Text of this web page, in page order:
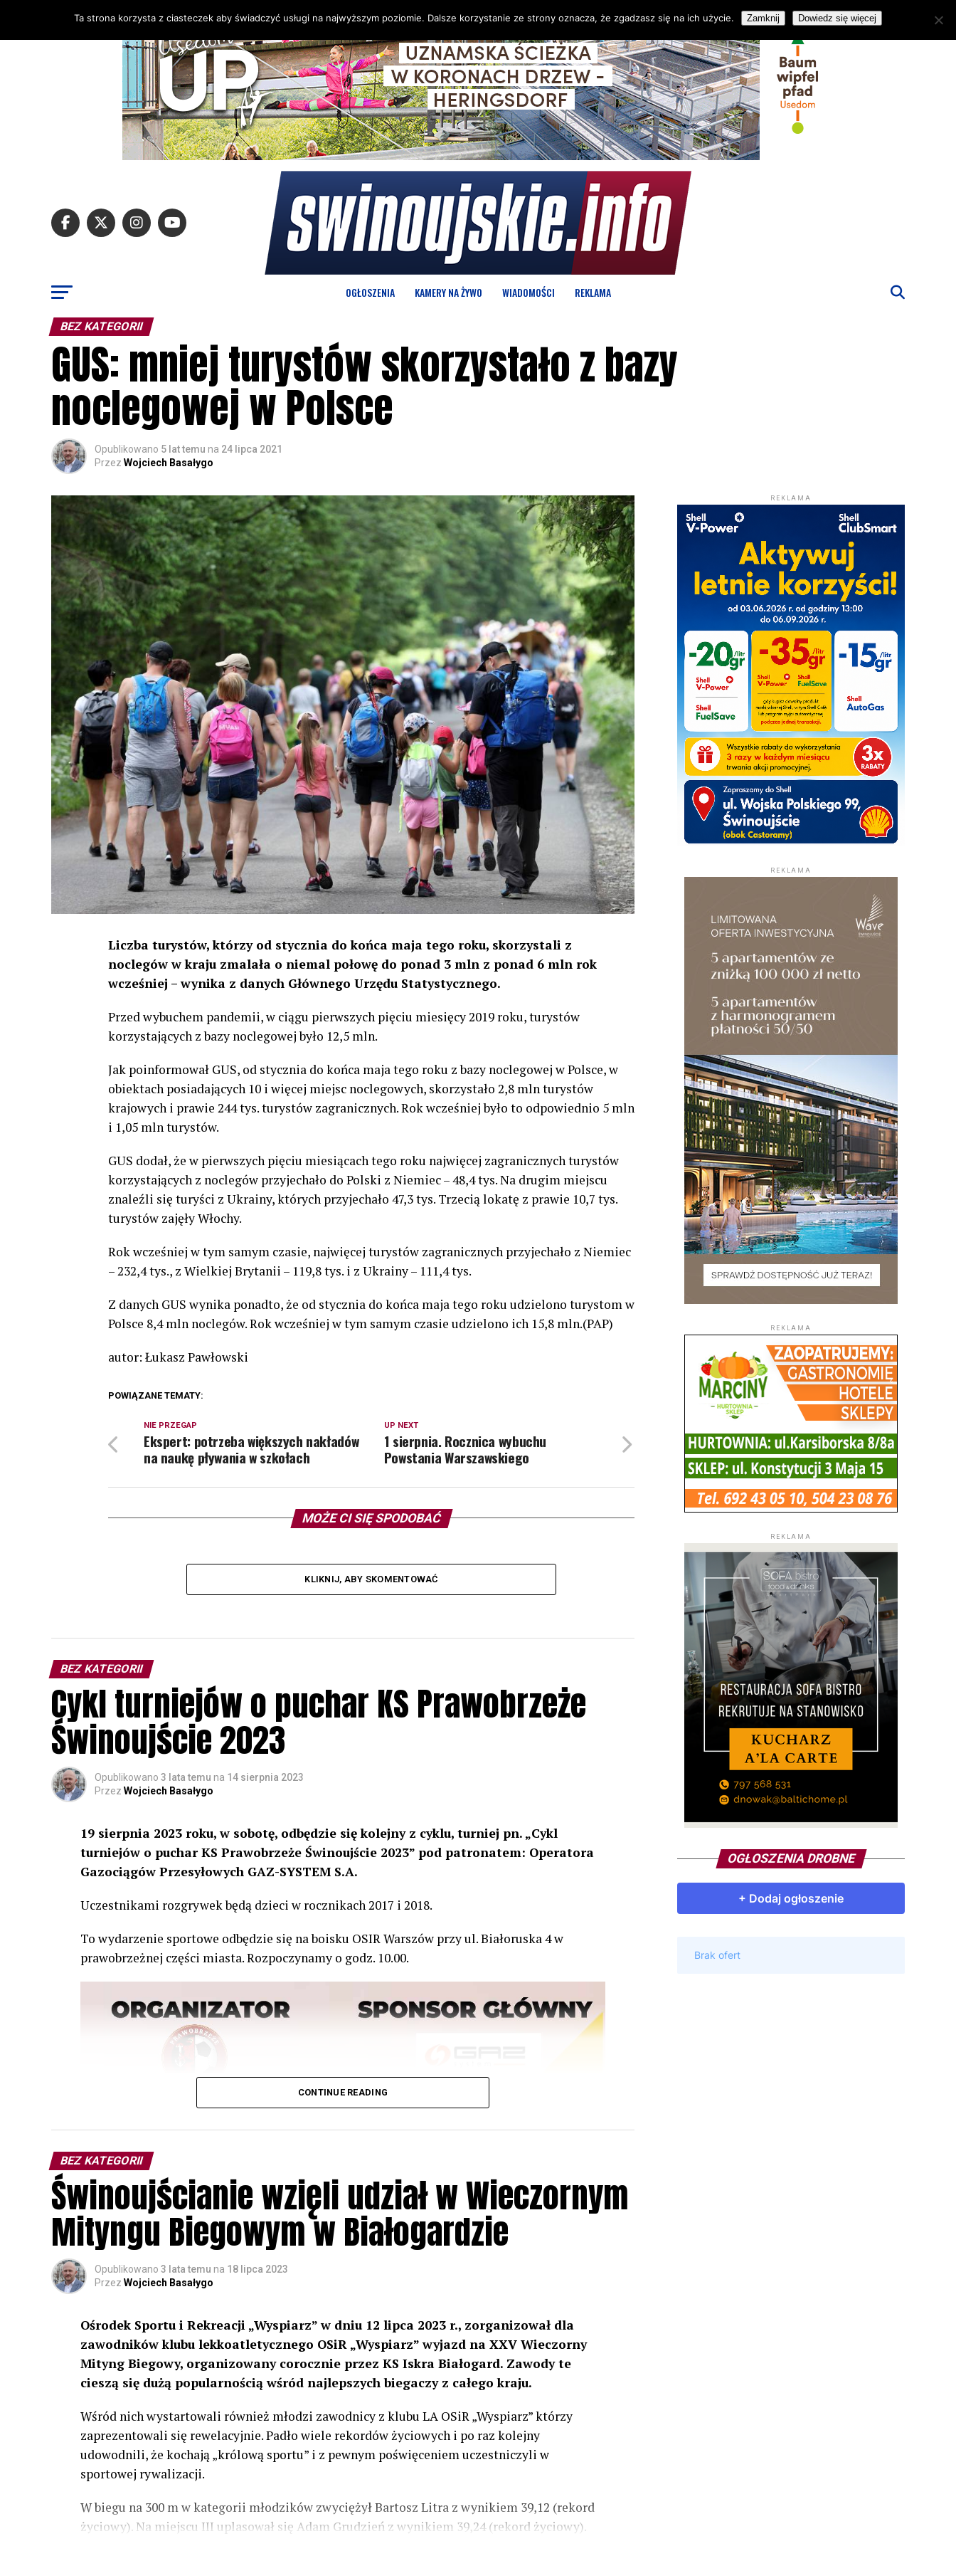
OGŁOSZENIA KAMERY NA ŻYWO WIADOMOŚCI REKLAMA
BEZ KATEGORII
GUS: mniej turystów skorzystało z bazy
noclegowej w Polsce
Opublikowano 5 lat temu na 24 lipca 2021
Przez Wojciech Basałygo
Liczba turystów, którzy od stycznia do końca maja tego roku, skorzystali z
noclegów w kraju zmalała o niemal połowę do ponad 3 mln z ponad 6 mln rok
wcześniej – wynika z danych Głównego Urzędu Statystycznego.
Przed wybuchem pandemii, w ciągu pierwszych pięciu miesięcy 2019 roku, turystów
korzystających z bazy noclegowej było 12,5 mln.
Jak poinformował GUS, od stycznia do końca maja tego roku z bazy noclegowej w Polsce, w
obiektach posiadających 10 i więcej miejsc noclegowych, skorzystało 2,8 mln turystów
krajowych i prawie 244 tys. turystów zagranicznych. Rok wcześniej było to odpowiednio 5 mln
i 1,05 mln turystów.
GUS dodał, że w pierwszych pięciu miesiącach tego roku najwięcej zagranicznych turystów
korzystających z noclegów przyjechało do Polski z Niemiec – 48,4 tys. Na drugim miejscu
znaleźli się turyści z Ukrainy, których przyjechało 47,3 tys. Trzecią lokatę z prawie 10,7 tys.
turystów zajęły Włochy.
Rok wcześniej w tym samym czasie, najwięcej turystów zagranicznych przyjechało z Niemiec
– 232,4 tys., z Wielkiej Brytanii – 119,8 tys. i z Ukrainy – 111,4 tys.
Z danych GUS wynika ponadto, że od stycznia do końca maja tego roku udzielono turystom w
Polsce 8,4 mln noclegów. Rok wcześniej w tym samym czasie udzielono ich 15,8 mln.(PAP)
autor: Łukasz Pawłowski
POWIĄZANE TEMATY:
UP NEXT
1 sierpnia. Rocznica wybuchu
Powstania Warszawskiego
NIE PRZEGAP
Ekspert: potrzeba większych nakładów
na naukę pływania w szkołach
MOŻE CI SIĘ SPODOBAĆ
KLIKNIJ, ABY SKOMENTOWAĆ
BEZ KATEGORII
Cykl turniejów o puchar KS Prawobrzeże
Świnoujście 2023
Opublikowano 3 lata temu na 14 sierpnia 2023
Przez Wojciech Basałygo
19 sierpnia 2023 roku, w sobotę, odbędzie się kolejny z cyklu, turniej pn. „Cykl
turniejów o puchar KS Prawobrzeże Świnoujście 2023” pod patronatem: Operatora
Gazociągów Przesyłowych GAZ-SYSTEM S.A.
Uczestnikami rozgrywek będą dzieci w rocznikach 2017 i 2018.
To wydarzenie sportowe odbędzie się na boisku OSIR Warszów przy ul. Białoruska 4 w
prawobrzeżnej części miasta. Rozpoczynamy o godz. 10.00.
CONTINUE READING
BEZ KATEGORII
Świnoujścianie wzięli udział w Wieczornym
Mityngu Biegowym w Białogardzie
Opublikowano 3 lata temu na 18 lipca 2023
Przez Wojciech Basałygo
Ośrodek Sportu i Rekreacji „Wyspiarz” w dniu 12 lipca 2023 r., zorganizował dla
zawodników klubu lekkoatletycznego OSiR „Wyspiarz” wyjazd na XXV Wieczorny
Mityng Biegowy, organizowany corocznie przez KS Iskra Białogard. Zawody te
cieszą się dużą popularnością wśród najlepszych biegaczy z całego kraju.
Wśród nich wystartowali również młodzi zawodnicy z klubu LA OSiR „Wyspiarz” którzy
zaprezentowali się rewelacyjnie. Padło wiele rekordów życiowych i po raz kolejny
udowodnili, że kochają „królową sportu” i z pewnym poświęceniem uczestniczyli w
sportowej rywalizacji.
W biegu na 300 m w kategorii młodzików zwyciężył Bartosz Litra z wynikiem 39,12 (rekord
życiowy). Na miejscu III uplasował się Adam Grudzień z wynikiem 39,24 (rekord życiowy).
REKLAMA
REKLAMA
REKLAMA
REKLAMA
OGŁOSZENIA DROBNE
Ta strona korzysta z ciasteczek aby świadczyć usługi na najwyższym poziomie. Dalsze korzystanie ze strony oznacza, że zgadzasz się na ich użycie. Zamknij Dowiedz się więcej